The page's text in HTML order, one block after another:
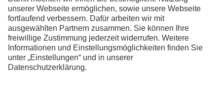
FOLLOW THE ROADSTARS.
Tausche jetzt Erfahrungen mit anderen Truckerinnen und
Truckern aus.